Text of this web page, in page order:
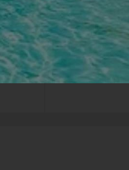
Seleccionar